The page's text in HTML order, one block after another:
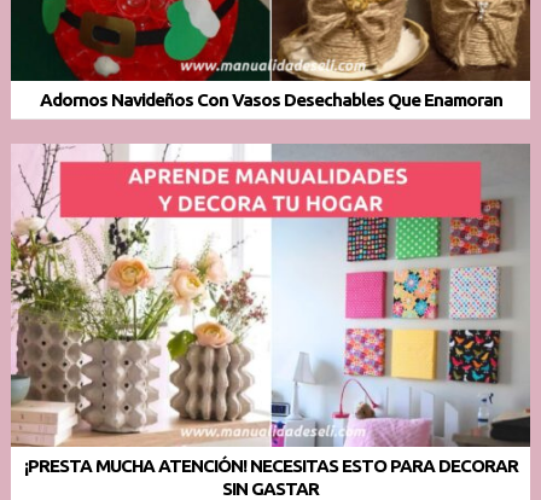
Adornos Navideños Con Vasos Desechables Que Enamoran
¡PRESTA MUCHA ATENCIÓN! NECESITAS ESTO PARA DECORAR
SIN GASTAR